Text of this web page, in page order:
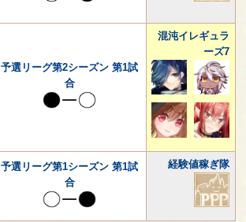
予選リーグ第2シーズン 第1試
合
混沌イレギュラ
ーズ7
予選リーグ第1シーズン 第1試
合
経験値稼ぎ隊